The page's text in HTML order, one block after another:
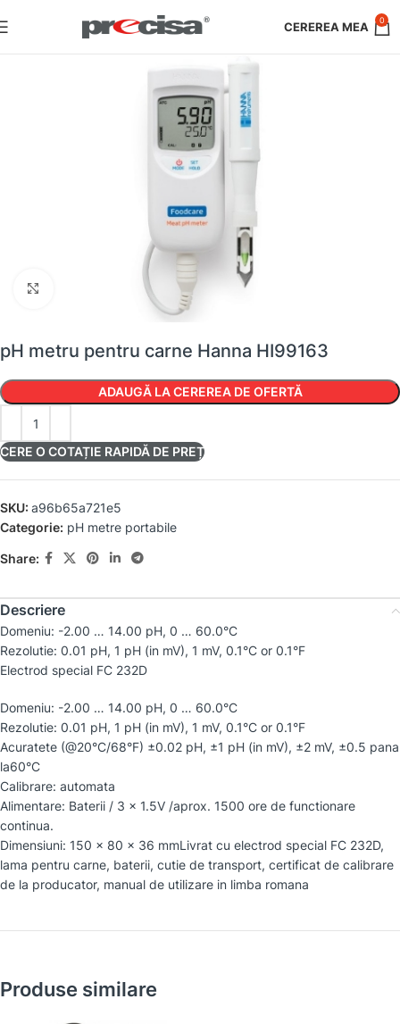
0
Faceți clic pentru a mări
pH metru pentru carne Hanna HI99163
ADAUGĂ LA CEREREA DE OFERTĂ
CERE O COTAȚIE RAPIDĂ DE PREȚ
SKU: a96b65a721e5
Categorie: pH metre portabile
Share:
Descriere
Domeniu: -2.00 … 14.00 pH, 0 … 60.0°C
Rezolutie: 0.01 pH, 1 pH (in mV), 1 mV, 0.1°C or 0.1°F
Electrod special FC 232D
Domeniu: -2.00 … 14.00 pH, 0 … 60.0°C
Rezolutie: 0.01 pH, 1 pH (in mV), 1 mV, 0.1°C or 0.1°F
Acuratete (@20°C/68°F) ±0.02 pH, ±1 pH (in mV), ±2 mV, ±0.5 pana
la60°C
Calibrare: automata
Alimentare: Baterii / 3 x 1.5V /aprox. 1500 ore de functionare
continua.
Dimensiuni: 150 x 80 x 36 mmLivrat cu electrod special FC 232D,
lama pentru carne, baterii, cutie de transport, certificat de calibrare
de la producator, manual de utilizare in limba romana
Produse similare